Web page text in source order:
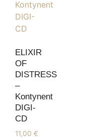
ELIXIR
OF
DISTRESS
–
Kontynent
DIGI-
CD
11,00 €